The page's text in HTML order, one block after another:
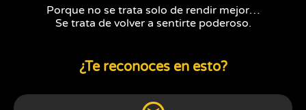
Porque no se trata solo de rendir mejor…
Se trata de volver a sentirte poderoso.
¿Te reconoces en esto?